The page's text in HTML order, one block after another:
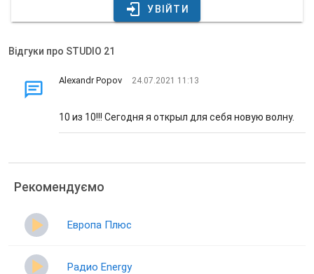
УВІЙТИ
Відгуки про STUDIO 21
Alexandr Popov 24.07.2021 11:13
10 из 10!!! Сегодня я открыл для себя новую волну.
Рекомендуємо
Европа Плюс
Радио Energy